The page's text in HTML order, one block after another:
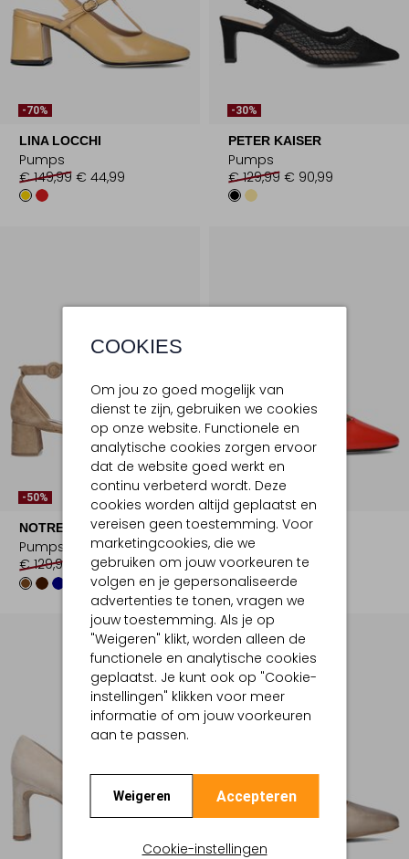
COOKIES
Om jou zo goed mogelijk van
dienst te zijn, gebruiken we cookies
op onze website. Functionele en
analytische cookies zorgen ervoor
dat de website goed werkt en
continu verbeterd wordt. Deze
cookies worden altijd geplaatst en
vereisen geen toestemming. Voor
marketingcookies, die we
gebruiken om jouw voorkeuren te
volgen en je gepersonaliseerde
advertenties te tonen, vragen we
jouw toestemming. Als je op
"Weigeren" klikt, worden alleen de
functionele en analytische cookies
geplaatst. Je kunt ook op "Cookie-
instellingen" klikken voor meer
informatie of om jouw voorkeuren
aan te passen.
Weigeren Accepteren
Cookie-instellingen
-70%
LINA LOCCHI
Pumps
€ 149,99 € 44,99
-30%
PETER KAISER
Pumps
€ 129,99 € 90,99
-50%
NOTRE-V
Pumps
€ 129,99
€ 64,99
LINA LOCCHI
Pumps
€ 149,99 € 44,99